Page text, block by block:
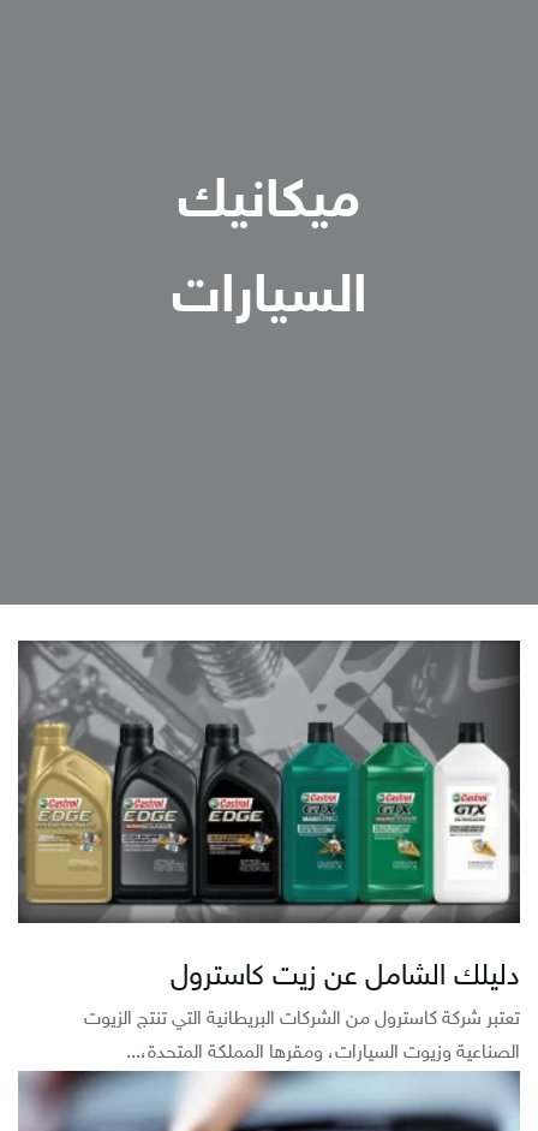
ميكانيك
السيارات
دليلك الشامل عن زيت كاسترول
تعتبر شركة كاسترول من الشركات البريطانية التي تنتج الزيوت
الصناعية وزيوت السيارات، ومقرها المملكة المتحدة،...